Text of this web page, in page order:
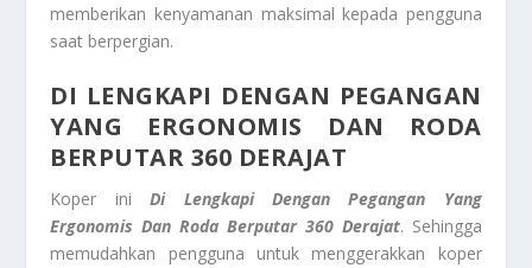
memberikan kenyamanan maksimal kepada pengguna
saat berpergian.
DI LENGKAPI DENGAN PEGANGAN
YANG ERGONOMIS DAN RODA
BERPUTAR 360 DERAJAT
Koper iniDi Lengkapi Dengan Pegangan Yang
Ergonomis Dan Roda Berputar 360 Derajat. Sehingga
memudahkan pengguna untuk menggerakkan koper